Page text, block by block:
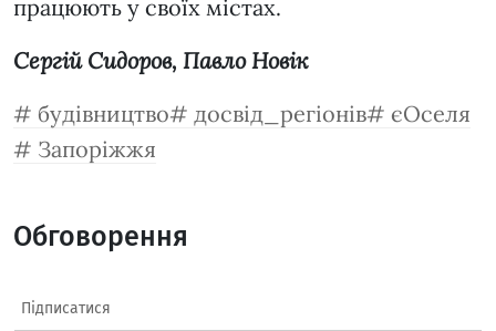
працюють у своїх містах.
Сергій Сидоров, Павло Новік
будівництво
досвід_регіонів
єОселя
Запоріжжя
Обговорення
Підписатися